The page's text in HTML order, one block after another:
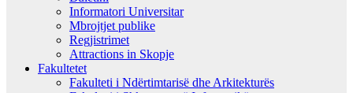
Informatori Universitar
Mbrojtjet publike
Regjistrimet
Attractions in Skopje
Fakultetet
Fakulteti i Ndërtimtarisë dhe Arkitekturës